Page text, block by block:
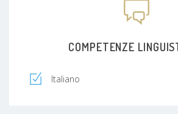
COMPETENZE
Italiano